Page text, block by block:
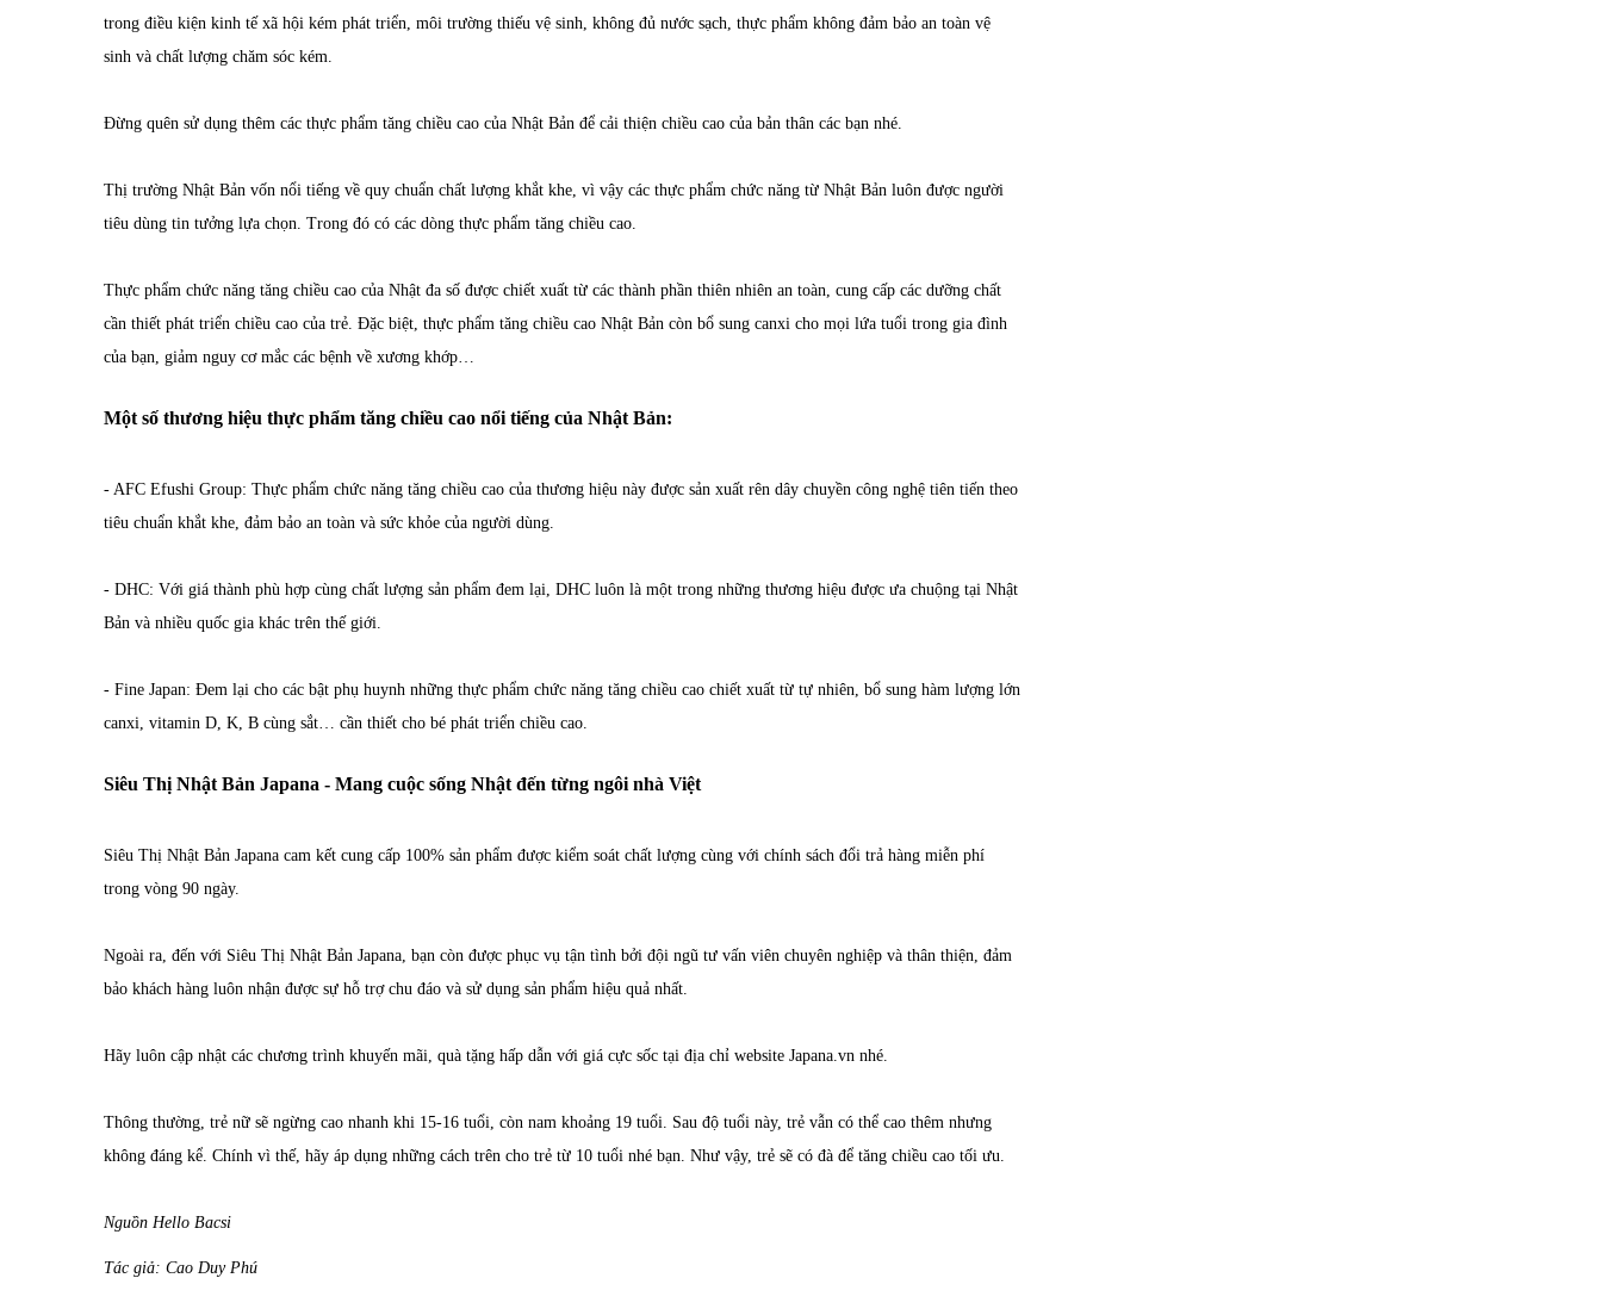
trong điều kiện kinh tế xã hội kém phát triển, môi trường thiếu vệ sinh, không đủ nước sạch, thực phẩm không đảm bảo an toàn vệ
sinh và chất lượng chăm sóc kém.
Đừng quên sử dụng thêm các thực phẩm tăng chiều cao của Nhật Bản để cải thiện chiều cao của bản thân các bạn nhé.
Thị trường Nhật Bản vốn nổi tiếng về quy chuẩn chất lượng khắt khe, vì vậy các thực phẩm chức năng từ Nhật Bản luôn được người
tiêu dùng tin tưởng lựa chọn. Trong đó có các dòng thực phẩm tăng chiều cao.
Thực phẩm chức năng tăng chiều cao của Nhật đa số được chiết xuất từ các thành phần thiên nhiên an toàn, cung cấp các dưỡng chất
cần thiết phát triển chiều cao của trẻ. Đặc biệt, thực phẩm tăng chiều cao Nhật Bản còn bổ sung canxi cho mọi lứa tuổi trong gia đình
của bạn, giảm nguy cơ mắc các bệnh về xương khớp…
Một số thương hiệu thực phẩm tăng chiều cao nổi tiếng của Nhật Bản:
- AFC Efushi Group: Thực phẩm chức năng tăng chiều cao của thương hiệu này được sản xuất rên dây chuyền công nghệ tiên tiến theo
tiêu chuẩn khắt khe, đảm bảo an toàn và sức khỏe của người dùng.
- DHC: Với giá thành phù hợp cùng chất lượng sản phẩm đem lại, DHC luôn là một trong những thương hiệu được ưa chuộng tại Nhật
Bản và nhiều quốc gia khác trên thế giới.
- Fine Japan: Đem lại cho các bật phụ huynh những thực phẩm chức năng tăng chiều cao chiết xuất từ tự nhiên, bổ sung hàm lượng lớn
canxi, vitamin D, K, B cùng sắt… cần thiết cho bé phát triển chiều cao.
Siêu Thị Nhật Bản Japana - Mang cuộc sống Nhật đến từng ngôi nhà Việt
Siêu Thị Nhật Bản Japana cam kết cung cấp 100% sản phẩm được kiểm soát chất lượng cùng với chính sách đổi trả hàng miễn phí
trong vòng 90 ngày.
Ngoài ra, đến với Siêu Thị Nhật Bản Japana, bạn còn được phục vụ tận tình bởi đội ngũ tư vấn viên chuyên nghiệp và thân thiện, đảm
bảo khách hàng luôn nhận được sự hỗ trợ chu đáo và sử dụng sản phẩm hiệu quả nhất.
Hãy luôn cập nhật các chương trình khuyến mãi, quà tặng hấp dẫn với giá cực sốc tại địa chỉ website Japana.vn nhé.
Thông thường, trẻ nữ sẽ ngừng cao nhanh khi 15-16 tuổi, còn nam khoảng 19 tuổi. Sau độ tuổi này, trẻ vẫn có thể cao thêm nhưng
không đáng kể. Chính vì thế, hãy áp dụng những cách trên cho trẻ từ 10 tuổi nhé bạn. Như vậy, trẻ sẽ có đà để tăng chiều cao tối ưu.
Nguồn Hello Bacsi
Tác giả: Cao Duy Phú